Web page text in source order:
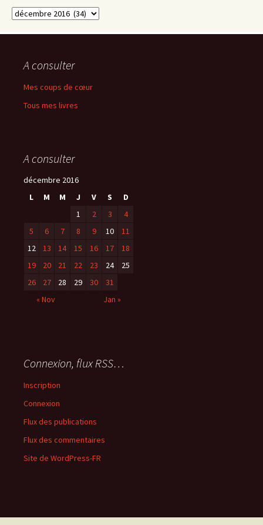
Consultez
archives
A consulter
Mes coups de cœur
Tous mes livres
A consulter
décembre 2016
L
M M J V S
D
1
2 3
4
5
6 7 8 9 10
11
12
13 14 15 16 17
18
19
20 21 22 23 24
25
26
27 28 29 30
31
« Nov
Jan »
Connexion, flux RSS…
Inscription
Connexion
Flux des publications
Flux des commentaires
Site de WordPress-FR